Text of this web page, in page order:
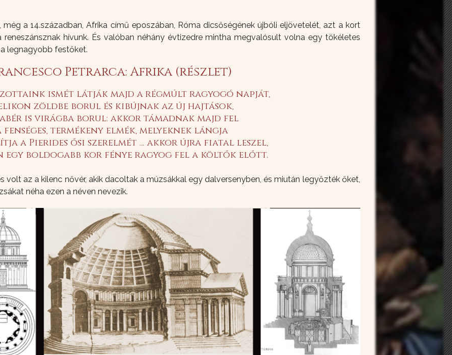
még a 14.században, Afrika című eposzában, Róma dicsőségének újbóli eljövetelét, azt a kort
hívunk. És valóban néhány évtizedre mintha megvalósult volna egy tökéletes
legnagyobb festőket.
Petrarca: Afrika (részlet)
ismét látják majd a régmúlt ragyogó napját,
zöldbe borul és kibújnak az új hajtások,
is virágba borul: akkor támadnak majd fel
fenséges, termékeny elmék, melyeknek lángja
a Pierides ősi szerelmét … akkor újra fiatal leszel,
egy boldogabb kor fénye ragyog fel a költők előtt.
volt az a kilenc nővér, akik dacoltak a múzsákkal egy dalversenyben, és miután legyőzték őket,
néha ezen a néven nevezik.